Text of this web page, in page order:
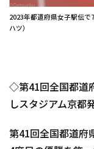
2023年都道府県女子駅伝で
ハツ）
◇第41回全国都道
しスタジアム京都
第41回全国都道府